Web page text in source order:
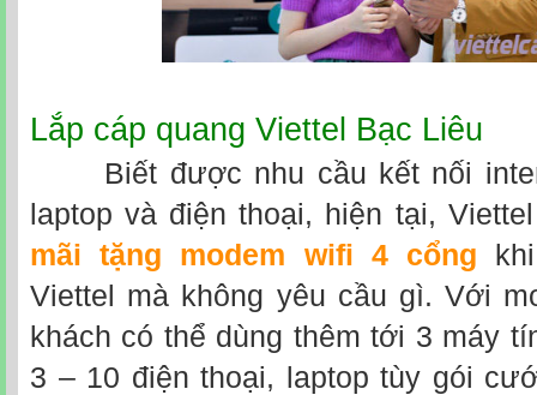
Lắp cáp quang Viettel Bạc Liêu
Biết được nhu cầu kết nối
laptop và điện thoại, hiện tại,
mãi tặng modem wifi 4 cổng
Viettel mà không yêu cầu gì. Với
khách có thể dùng thêm tới 3 máy
3 – 10 điện thoại, laptop tùy gói